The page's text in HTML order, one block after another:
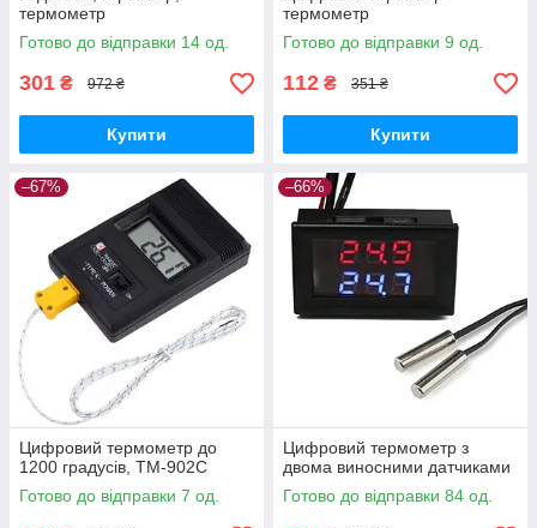
термометр
Готово до відправки 14 од.
301 ₴ 972 ₴
Купити
термометр
Готово до відправки 9 од.
112 ₴ 351 ₴
Купити
–67%
Цифровий термометр до
1200 градусів, TM-902C
Готово до відправки 7 од.
–66%
Цифровий термометр з
двома виносними датчиками
Готово до відправки 84 од.